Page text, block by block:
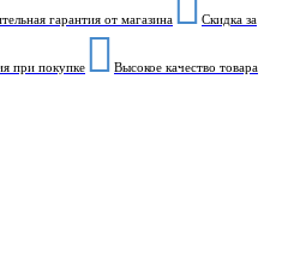
гарантия от магазина Скидка за
при покупке Высокое качество товара